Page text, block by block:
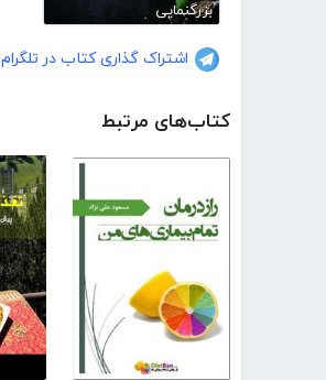
بزرگنمایی
اشتراک گذاری کتاب در تلگرام
کتاب‌های مرتبط